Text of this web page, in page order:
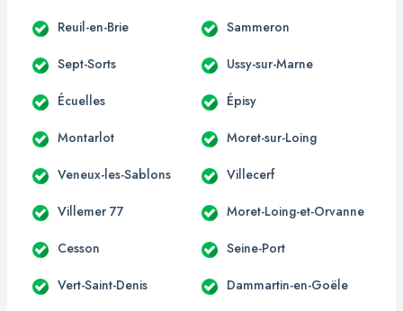
Reuil-en-Brie Sammeron
Sept-Sorts Ussy-sur-Marne
Écuelles Épisy
Montarlot Moret-sur-Loing
Veneux-les-Sablons Villecerf
Villemer 77 Moret-Loing-et-Orvanne
Cesson Seine-Port
Vert-Saint-Denis Dammartin-en-Goële